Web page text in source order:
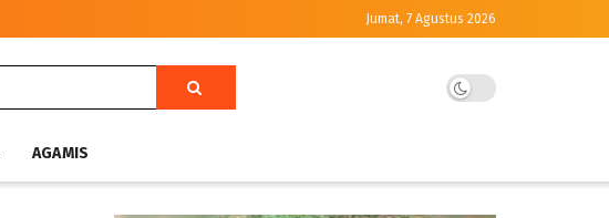
Jumat, 7 Agustus 2026
AGAMIS